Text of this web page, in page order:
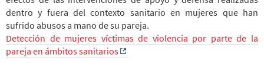
dentro y fuera del contexto sanitario en mujeres que han
sufrido abusos a mano de su pareja.
Detección de mujeres víctimas de violencia por parte de la
pareja en ámbitos sanitarios